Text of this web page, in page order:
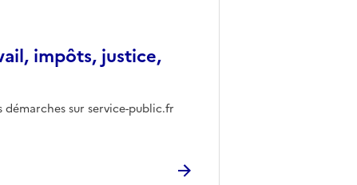
impôts, justice,
démarches sur service-public.fr